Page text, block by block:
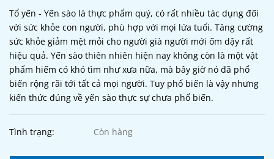
Tổ yến - Yến sào là thực phẩm quý, có rất nhiều tác dụng đối
với sức khỏe con người, phù hợp với mọi lứa tuổi. Tăng cường
sức khỏe giảm mệt mỏi cho người già người mới ốm dậy rất
hiệu quả. Yến sào thiên nhiên hiện nay không còn là một vật
phẩm hiếm có khó tìm như xưa nữa, mà bây giờ nó đã phổ
biến rộng rãi tới tất cả mọi người. Tuy phổ biến là vậy nhưng
kiến thức đúng về yến sào thực sự chưa phổ biến.
Tình trạng: Còn hàng